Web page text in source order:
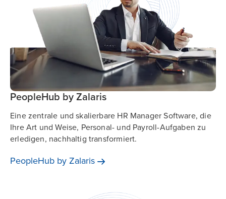
PeopleHub by Zalaris
Eine zentrale und skalierbare HR Manager Software, die
Ihre Art und Weise, Personal- und Payroll-Aufgaben zu
erledigen, nachhaltig transformiert.
PeopleHub by Zalaris